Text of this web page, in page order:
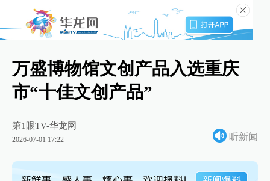
万盛博物馆文创产品入选重庆
市“十佳文创产品”
第1眼TV-华龙网
2026-07-01 17:22 听新闻